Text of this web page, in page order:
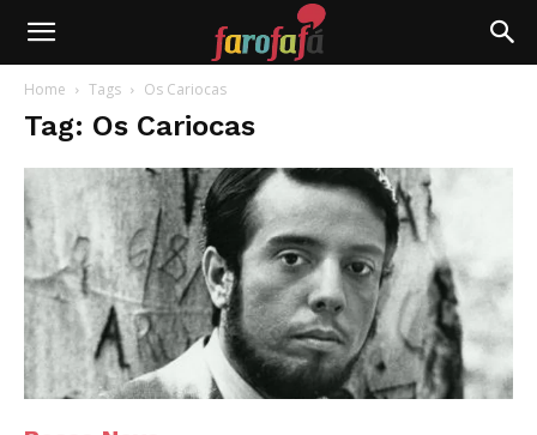
Farofafá
Home Tags Os Cariocas
Tag: Os Cariocas